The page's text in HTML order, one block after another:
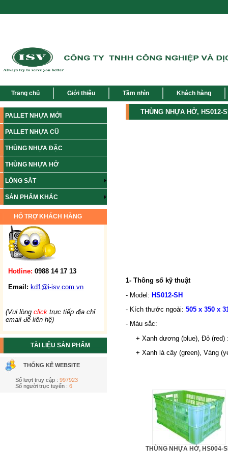
Trang chủ Giới thiệu Tầm nhìn Khách hàng
PALLET NHỰA MỚI
PALLET NHỰA CŨ
THÙNG NHỰA ĐẶC
THÙNG NHỰA HỞ
LỒNG SẮT
SẢN PHẨM KHÁC
HỖ TRỢ KHÁCH HÀNG
Hotline: 0988 14 17 13
Email: kd1@i-isv.com.vn
(Vui lòng click trực tiếp địa chỉ
email để liên hệ)
TÀI LIỆU SẢN PHẨM
THỐNG KÊ WEBSITE
Số lượt truy cập : 997923
Số người trực tuyến : 6
THÙNG NHỰA HỞ, HS012-
1- Thông số kỹ thuật
- Model: HS012-SH
- Kích thước ngoài: 505 x 350 x
- Màu sắc:
+ Xanh dương (blue), Đỏ (red)
+ Xanh lá cây (green), Vàng
THÙNG NHỰA HỞ, HS004-